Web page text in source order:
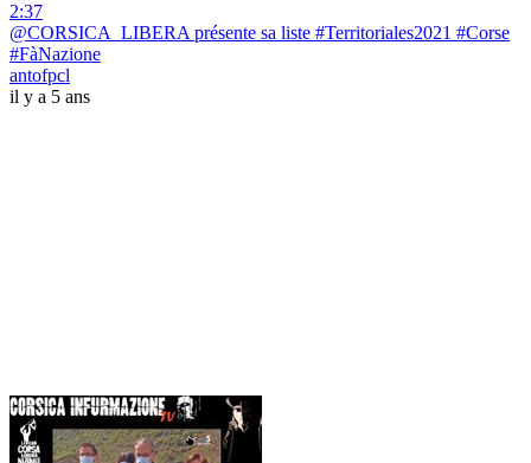
2:37
@CORSICA_LIBERA présente sa liste #Territoriales2021 #Corse
#FàNazione
antofpcl
il y a 5 ans